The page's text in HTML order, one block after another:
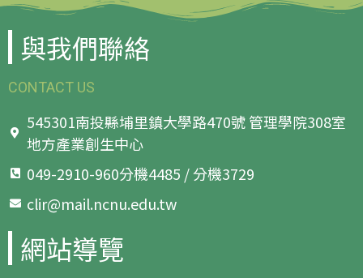
與我們聯絡
CONTACT US
545301南投縣埔里鎮大學路470號 管理學院308室
地方產業創生中心
049-2910-960分機4485 / 分機3729
clir@mail.ncnu.edu.tw
網站導覽